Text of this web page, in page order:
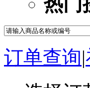
订单查询|